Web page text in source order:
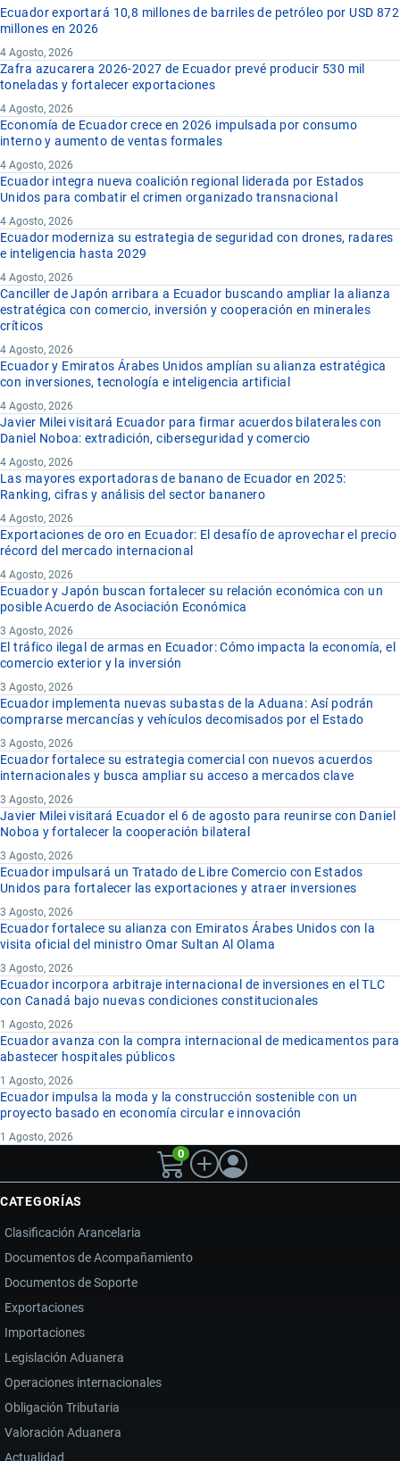
Ecuador exportará 10,8 millones de barriles de petróleo por USD 872
millones en 2026
4 Agosto, 2026
Zafra azucarera 2026-2027 de Ecuador prevé producir 530 mil
toneladas y fortalecer exportaciones
4 Agosto, 2026
Economía de Ecuador crece en 2026 impulsada por consumo
interno y aumento de ventas formales
4 Agosto, 2026
Ecuador integra nueva coalición regional liderada por Estados
Unidos para combatir el crimen organizado transnacional
4 Agosto, 2026
Ecuador moderniza su estrategia de seguridad con drones, radares
e inteligencia hasta 2029
4 Agosto, 2026
Canciller de Japón arribara a Ecuador buscando ampliar la alianza
estratégica con comercio, inversión y cooperación en minerales
críticos
4 Agosto, 2026
Ecuador y Emiratos Árabes Unidos amplían su alianza estratégica
con inversiones, tecnología e inteligencia artificial
4 Agosto, 2026
Javier Milei visitará Ecuador para firmar acuerdos bilaterales con
Daniel Noboa: extradición, ciberseguridad y comercio
4 Agosto, 2026
Las mayores exportadoras de banano de Ecuador en 2025:
Ranking, cifras y análisis del sector bananero
4 Agosto, 2026
Exportaciones de oro en Ecuador: El desafío de aprovechar el precio
récord del mercado internacional
4 Agosto, 2026
Ecuador y Japón buscan fortalecer su relación económica con un
posible Acuerdo de Asociación Económica
3 Agosto, 2026
El tráfico ilegal de armas en Ecuador: Cómo impacta la economía, el
comercio exterior y la inversión
3 Agosto, 2026
Ecuador implementa nuevas subastas de la Aduana: Así podrán
comprarse mercancías y vehículos decomisados por el Estado
3 Agosto, 2026
Ecuador fortalece su estrategia comercial con nuevos acuerdos
internacionales y busca ampliar su acceso a mercados clave
3 Agosto, 2026
Javier Milei visitará Ecuador el 6 de agosto para reunirse con Daniel
Noboa y fortalecer la cooperación bilateral
3 Agosto, 2026
Ecuador impulsará un Tratado de Libre Comercio con Estados
Unidos para fortalecer las exportaciones y atraer inversiones
3 Agosto, 2026
Ecuador fortalece su alianza con Emiratos Árabes Unidos con la
visita oficial del ministro Omar Sultan Al Olama
3 Agosto, 2026
Ecuador incorpora arbitraje internacional de inversiones en el TLC
con Canadá bajo nuevas condiciones constitucionales
1 Agosto, 2026
Ecuador avanza con la compra internacional de medicamentos para
abastecer hospitales públicos
1 Agosto, 2026
Ecuador impulsa la moda y la construcción sostenible con un
proyecto basado en economía circular e innovación
1 Agosto, 2026
0
CATEGORÍAS
Clasificación Arancelaria
Documentos de Acompañamiento
Documentos de Soporte
Exportaciones
Importaciones
Legislación Aduanera
Operaciones internacionales
Obligación Tributaria
Valoración Aduanera
Actualidad